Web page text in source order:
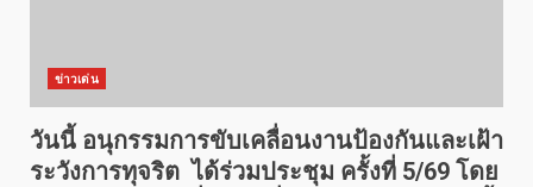
ข่าวเด่น
วันนี้ อนุกรรมการขับเคลื่อนงานป้องกันและเฝ้า
ระวังการทุจริต ได้ร่วมประชุม ครั้งที่ 5/69 โดย